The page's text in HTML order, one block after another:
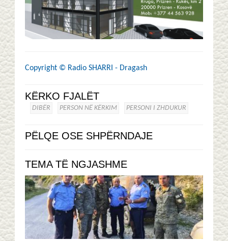
Copyright © Radio SHARRI - Dragash
KËRKO FJALËT
DIBËR PERSON NË KËRKIM PERSONI I ZHDUKUR
PËLQE OSE SHPËRNDAJE
TEMA TË NGJASHME